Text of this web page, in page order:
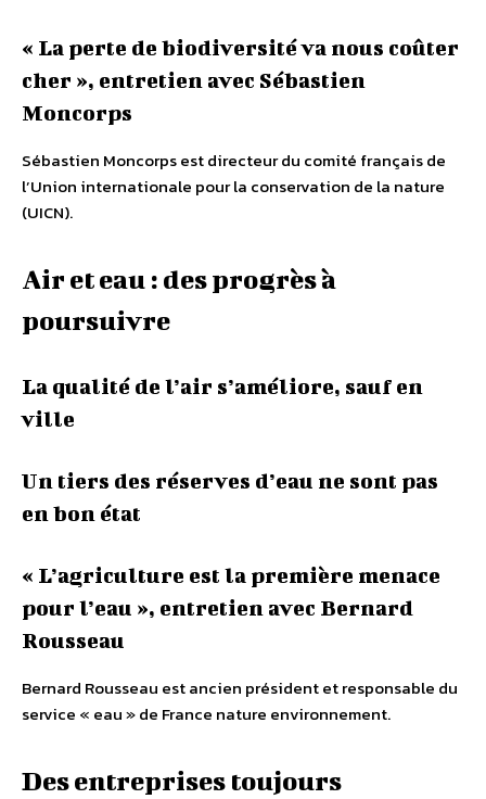
« La perte de biodiversité va nous coûter
cher », entretien avec Sébastien
Moncorps
Sébastien Moncorps est directeur du comité français de
l’Union internationale pour la conservation de la nature
(UICN).
Air et eau : des progrès à
poursuivre
La qualité de l’air s’améliore, sauf en
ville
Un tiers des réserves d’eau ne sont pas
en bon état
« L’agriculture est la première menace
pour l’eau », entretien avec Bernard
Rousseau
Bernard Rousseau est ancien président et responsable du
service « eau » de France nature environnement.
Des entreprises toujours